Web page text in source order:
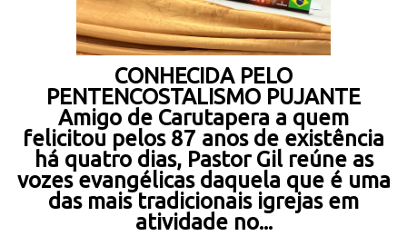
CONHECIDA PELO
PENTENCOSTALISMO PUJANTE
Amigo de Carutapera a quem
felicitou pelos 87 anos de existência
há quatro dias, Pastor Gil reúne as
vozes evangélicas daquela que é uma
das mais tradicionais igrejas em
atividade no...